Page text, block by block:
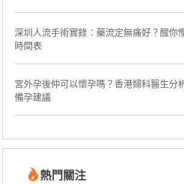
深圳人流手術實錄：藥流定無痛好？醒你
時間表
宮外孕後仲可以懷孕嗎？香港婦科醫生分
備孕建議
熱門關注